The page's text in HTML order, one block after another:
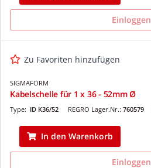
Einloggen
Zu Favoriten hinzufügen
SIGMAFORM
Kabelschelle für 1 x 36 - 52mm Ø
REGRO Lager.Nr.: 760579
Type: ID K36/52
In den Warenkorb
Einloggen